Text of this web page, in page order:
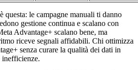
questa: le campagne manuali ti danno
gestione continua e scalano con
Advantage+ scalano bene, ma
riceve segnali affidabili. Chi ottimizza
senza curare la qualità dei dati in
inefficienze.